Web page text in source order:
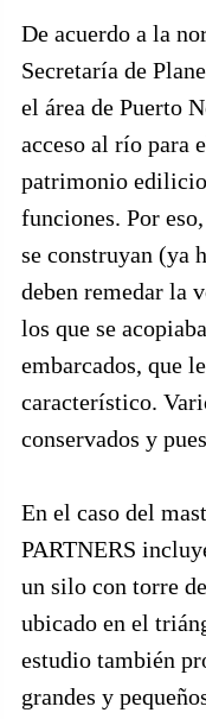
De acuerdo a la
Secretaría de
el área de Puerto
acceso al río para
patrimonio
funciones. Por
se construyan (ya
deben remedar la
los que se
embarcados, que
característico.
conservados y
En el caso del
PARTNERS
un silo con torre
ubicado en el
estudio también
grandes y